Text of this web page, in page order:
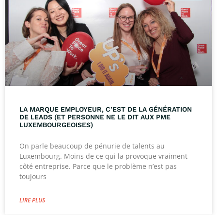
LA MARQUE EMPLOYEUR, C’EST DE LA GÉNÉRATION
DE LEADS (ET PERSONNE NE LE DIT AUX PME
LUXEMBOURGEOISES)
On parle beaucoup de pénurie de talents au
Luxembourg. Moins de ce qui la provoque vraiment
côté entreprise. Parce que le problème n’est pas
toujours
LIRE PLUS